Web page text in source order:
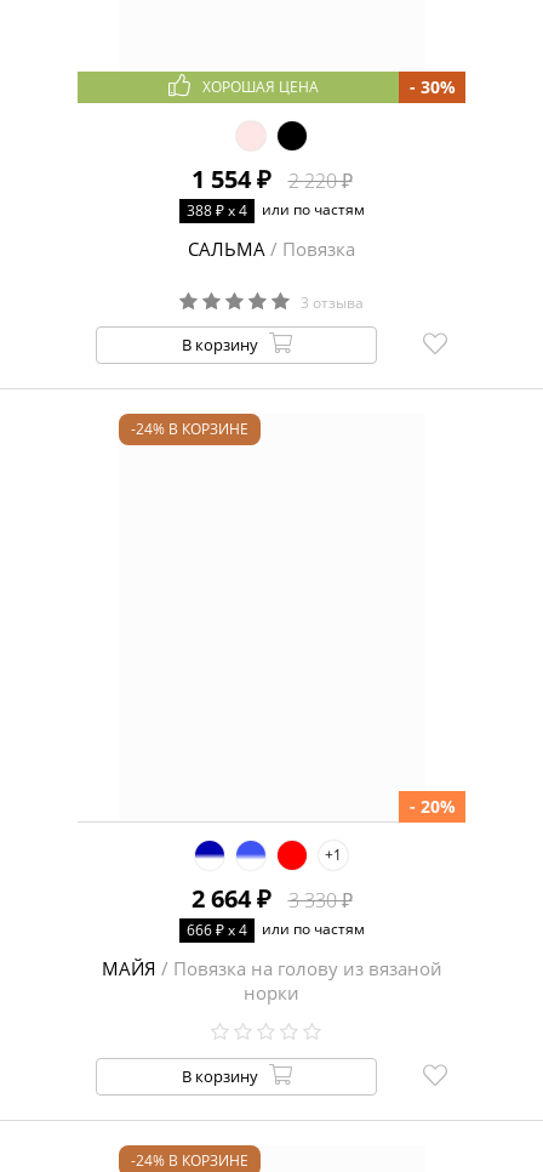
ХОРОШАЯ ЦЕНА
1 554 ₽ 2 220 ₽
- 30%
388 ₽ x 4 или по частям
САЛЬМА / Повязка
3 отзыва
В корзину
-24% В КОРЗИНЕ
+1
2 664 ₽ 3 330 ₽
- 20%
666 ₽ x 4 или по частям
МАЙЯ / Повязка на голову из вязаной
норки
В корзину
-24% В КОРЗИНЕ